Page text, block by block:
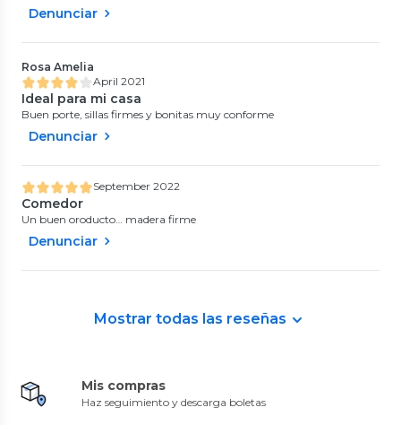
Denunciar
Rosa Amelia
April 2021
Ideal para mi casa
Buen porte, sillas firmes y bonitas muy conforme
Denunciar
September 2022
Comedor
Un buen oroducto… madera firme
Denunciar
Mostrar todas las reseñas
Mis compras
Haz seguimiento y descarga boletas